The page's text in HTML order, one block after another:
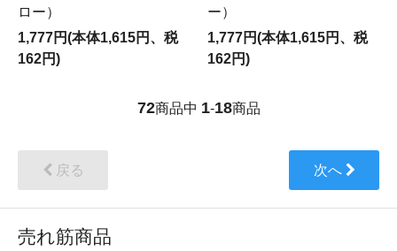
ロー）
1,777円(本体1,615円、税
162円)
ー）
1,777円(本体1,615円、税
162円)
72商品中 1-18商品
戻る 次へ
売れ筋商品